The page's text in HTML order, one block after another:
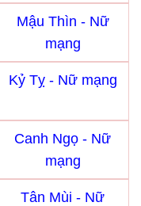
Mậu Thìn - Nữ
mạng
Kỷ Tỵ - Nữ mạng
Canh Ngọ - Nữ
mạng
Tân Mùi - Nữ